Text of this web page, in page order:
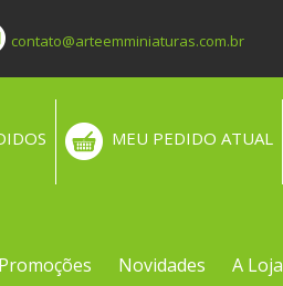
contato@arteemminiaturas.com.br
MEU PEDIDO ATUAL
Promoções Novidades A Loja